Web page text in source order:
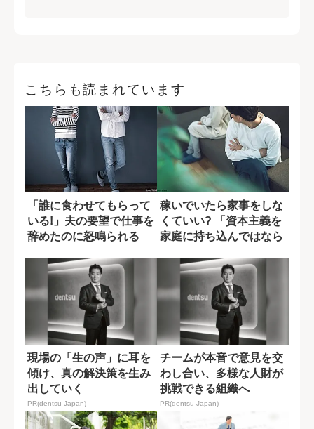
こちらも読まれています
「誰に食わせてもらって
いる!」夫の要望で仕事を
辞めたのに怒鳴られる
稼いでいたら家事をしな
くていい? 「資本主義を
家庭に持ち込んではなら
現場の「生の声」に耳を
傾け、真の解決策を生み
出していく
PR(dentsu Japan)
チームが本音で意見を交
わし合い、多様な人財が
挑戦できる組織へ
PR(dentsu Japan)